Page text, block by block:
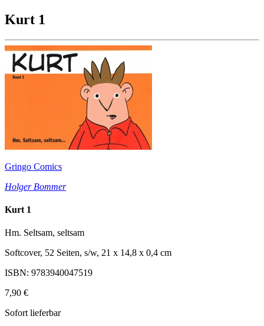
Kurt 1
Gringo Comics
Holger Bommer
Kurt 1
Hm. Seltsam, seltsam
Softcover, 52 Seiten, s/w, 21 x 14,8 x 0,4 cm
ISBN: 9783940047519
7,90 €
Sofort lieferbar